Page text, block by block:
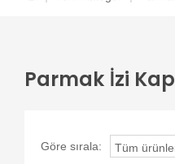
Parmak İzi
Göre sırala: Tüm